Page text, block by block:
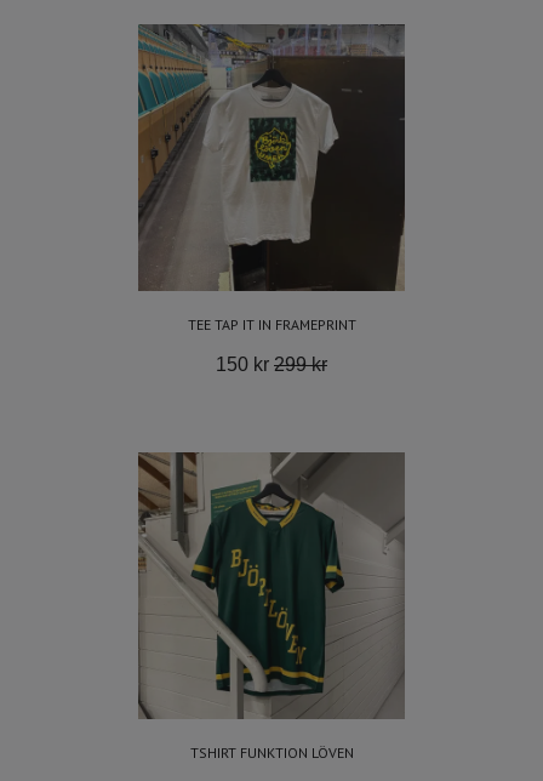
TEE TAP IT IN FRAMEPRINT
150 kr 299 kr
TSHIRT FUNKTION LÖVEN